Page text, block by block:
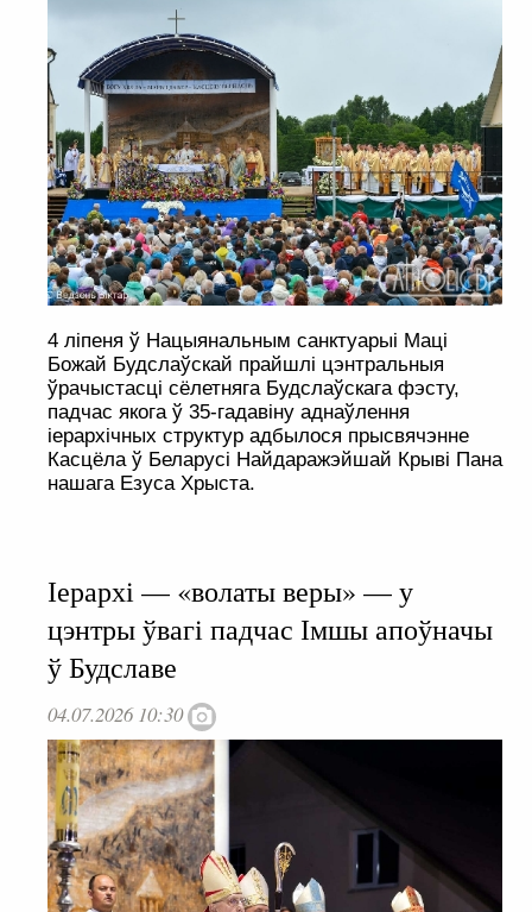
4 ліпеня ў Нацыянальным санктуарыі Маці
Божай Будслаўскай прайшлі цэнтральныя
ўрачыстасці сёлетняга Будслаўскага фэсту,
падчас якога ў 35-гадавіну аднаўлення
іерархічных структур адбылося прысвячэнне
Касцёла ў Беларусі Найдаражэйшай Крыві Пана
нашага Езуса Хрыста.
Іерархі — «волаты веры» — у
цэнтры ўвагі падчас Імшы апоўначы
ў Будславе
04.07.2026 10:30